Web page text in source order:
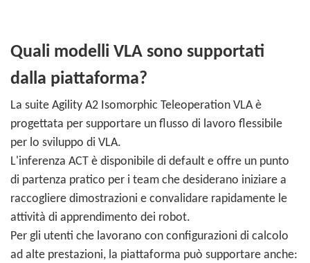
Quali modelli VLA sono supportati
dalla piattaforma?
La suite Agility A2 Isomorphic Teleoperation VLA è
progettata per supportare un flusso di lavoro flessibile
per lo sviluppo di VLA.
L'inferenza ACT è disponibile di default e offre un punto
di partenza pratico per i team che desiderano iniziare a
raccogliere dimostrazioni e convalidare rapidamente le
attività di apprendimento dei robot.
Per gli utenti che lavorano con configurazioni di calcolo
ad alte prestazioni, la piattaforma può supportare anche: